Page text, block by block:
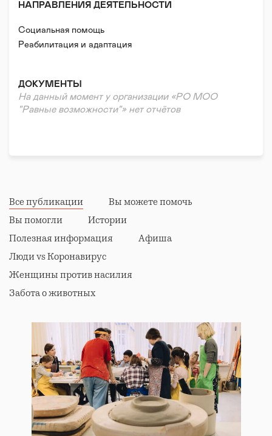
Наши главные задачи:
— Широкопрофильная работа по защите прав детей
и взрослых с интеллектуальными,
— Создание альтернативных моделей
сопровождения ментальных инвалидов –
НАПРАВЛЕНИЯ ДЕЯТЕЛЬНОСТИ
Социальная помощь
Реабилитация и адаптация
ДОКУМЕНТЫ
На данный момент у организации «РО МОО
"Равные возможности"» нет отчётов
Все публикации
Вы можете помочь
Вы помогли
Истории
Полезная информация
Афиша
Люди vs Коронавирус
Женщины против насилия
Забота о животных